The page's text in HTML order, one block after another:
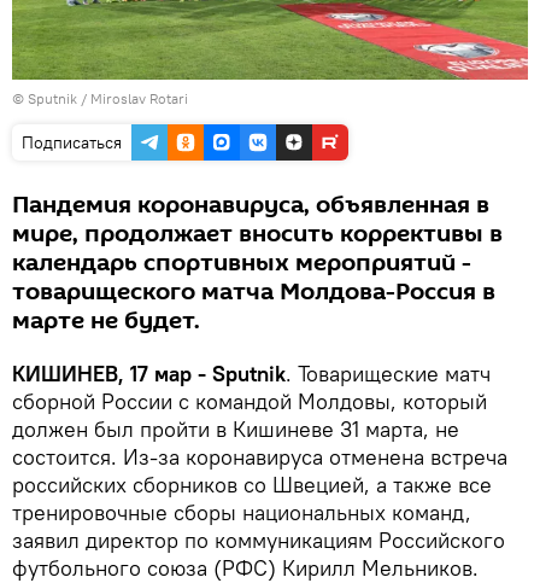
© Sputnik / Miroslav Rotari
Подписаться
Пандемия коронавируса, объявленная в
мире, продолжает вносить коррективы в
календарь спортивных мероприятий -
товарищеского матча Молдова-Россия в
марте не будет.
КИШИНЕВ, 17 мар - Sputnik. Товарищеские матч
сборной России с командой Молдовы, который
должен был пройти в Кишиневе 31 марта, не
состоится. Из-за коронавируса отменена встреча
российских сборников со Швецией, а также все
тренировочные сборы национальных команд,
заявил директор по коммуникациям Российского
футбольного союза (РФС) Кирилл Мельников.